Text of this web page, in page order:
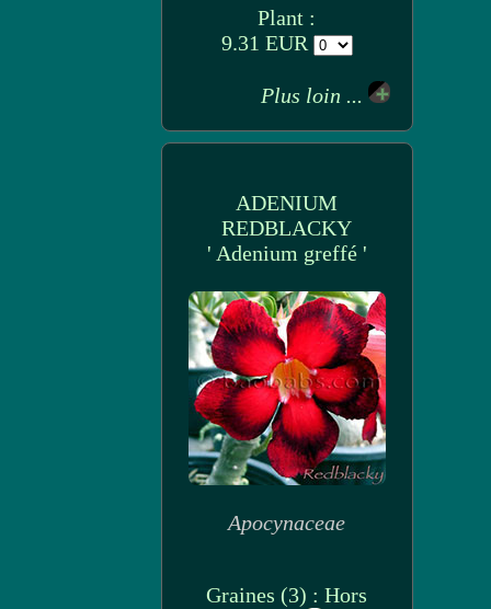
Plant :
9.31 EUR
Plus loin ...
ADENIUM
REDBLACKY
' Adenium greffé '
Apocynaceae
Graines (3) : Hors